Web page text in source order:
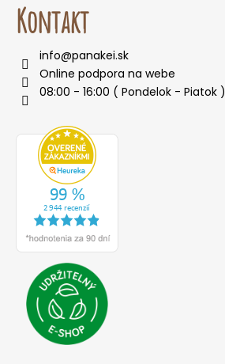
Kontakt
info@panakei.sk
Online podpora na webe
08:00 - 16:00 ( Pondelok - Piatok )